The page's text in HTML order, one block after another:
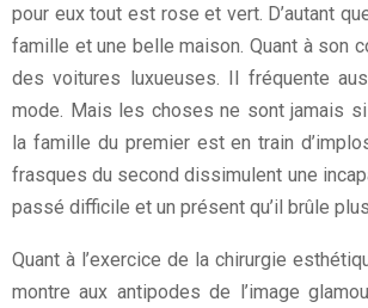
pour eux tout est rose et vert. D’autant
famille et une belle maison. Quant à son
des voitures luxueuses. Il fréquente
mode. Mais les choses ne sont jamais
la famille du premier est en train
frasques du second dissimulent une
passé difficile et un présent qu’il brûle
Quant à l’exercice de la chirurgie
montre aux antipodes de l’image